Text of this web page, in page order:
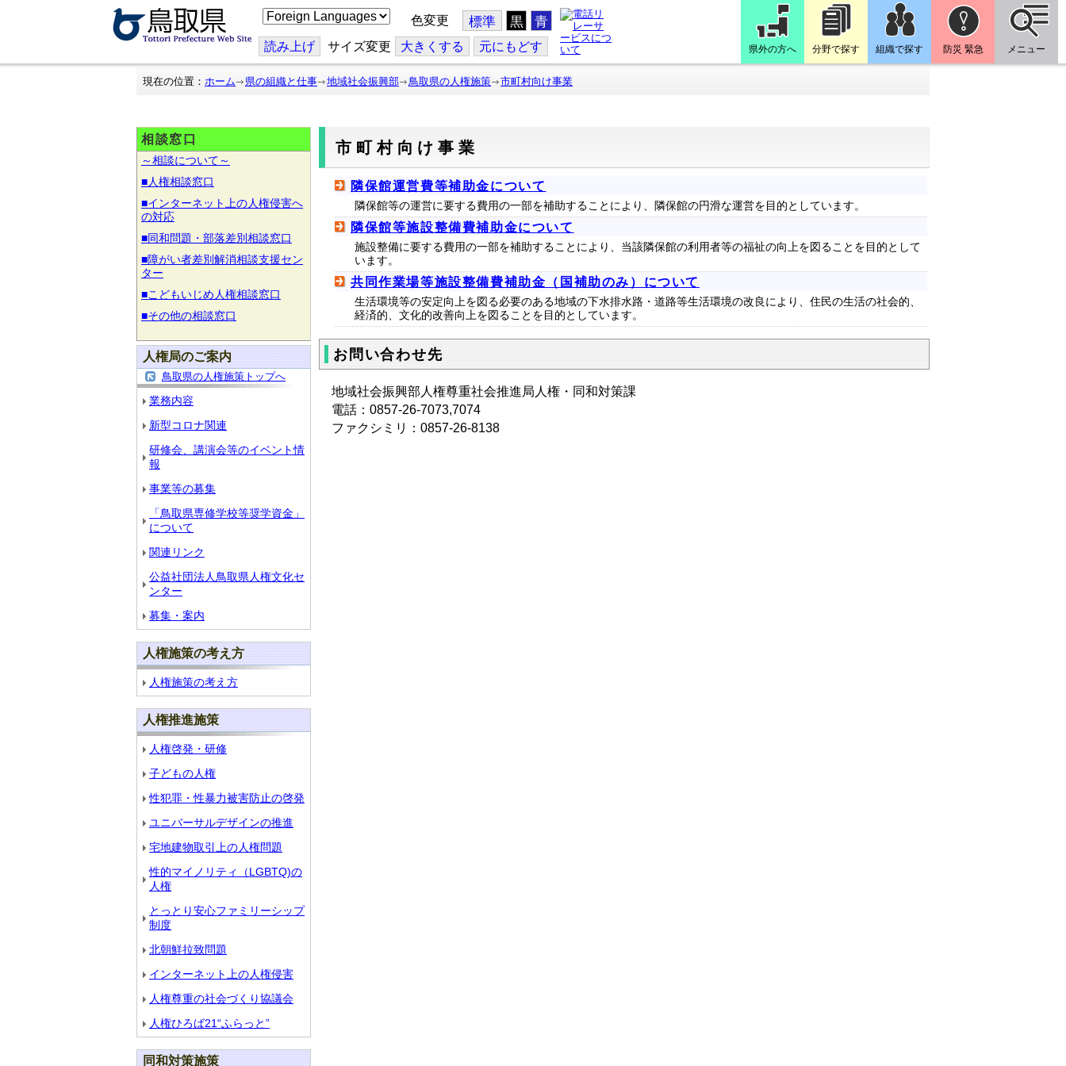
こ
の
ジ
を
翻
色変更 標準 黒 青
読み上げ サイズ変更 大きくする 元にもどす 県外の方へ 分野で探す 組織で探す 防災 緊急 メニュー
現在の位置： ホーム 県の組織と仕事 地域社会振興部 鳥取県の人権施策 市町村向け事業
相談窓口
～相談について～
■人権相談窓口
■インターネット上の人権侵害へ
の対応
■同和問題・部落差別相談窓口
■障がい者差別解消相談支援セン
ター
■こどもいじめ人権相談窓口
■その他の相談窓口
人権局のご案内
鳥取県の人権施策トップへ
業務内容
新型コロナ関連
研修会、講演会等のイベント情
報
事業等の募集
「鳥取県専修学校等奨学資金」
について
関連リンク
公益社団法人鳥取県人権文化セ
ンター
募集・案内
人権施策の考え方
人権施策の考え方
人権推進施策
人権啓発・研修
子どもの人権
性犯罪・性暴力被害防止の啓発
ユニバーサルデザインの推進
宅地建物取引上の人権問題
性的マイノリティ（LGBTQ)の
人権
とっとり安心ファミリーシップ
制度
北朝鮮拉致問題
インターネット上の人権侵害
人権尊重の社会づくり協議会
人権ひろば21“ふらっと”
同和対策施策
市町村向け事業
隣保館運営費等補助金について
隣保館等の運営に要する費用の一部を補助することにより、隣保館の円滑な運営を目的としています。
隣保館等施設整備費補助金について
施設整備に要する費用の一部を補助することにより、当該隣保館の利用者等の福祉の向上を図ることを目的として
います。
共同作業場等施設整備費補助金（国補助のみ）について
生活環境等の安定向上を図る必要のある地域の下水排水路・道路等生活環境の改良により、住民の生活の社会的、
経済的、文化的改善向上を図ることを目的としています。
お問い合わせ先
地域社会振興部人権尊重社会推進局人権・同和対策課
電話：0857-26-7073,7074
ファクシミリ：0857-26-8138